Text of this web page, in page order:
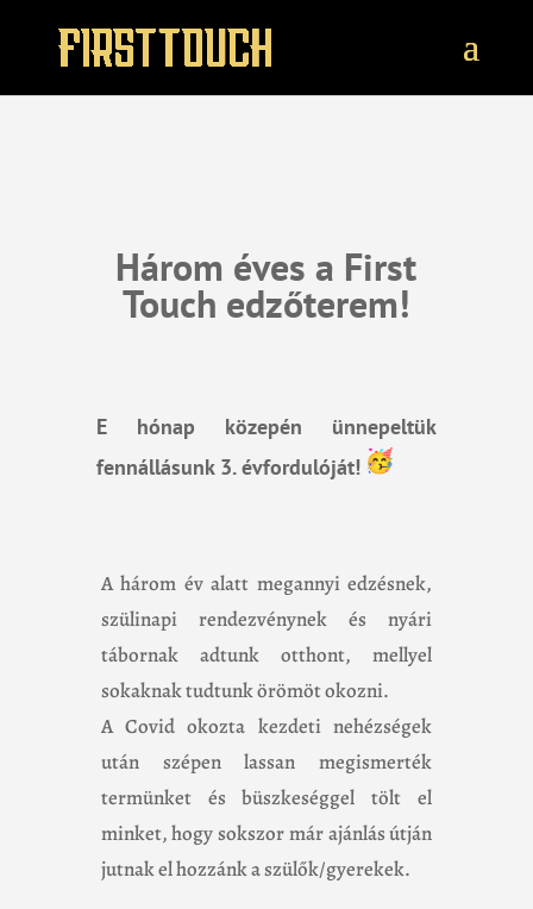
Három éves a First
Touch edzőterem!
E hónap közepén ünnepeltük
fennállásunk 3. évfordulóját!
A három év alatt megannyi edzésnek,
szülinapi rendezvénynek és nyári
tábornak adtunk otthont, mellyel
sokaknak tudtunk örömöt okozni.
A Covid okozta kezdeti nehézségek
után szépen lassan megismerték
termünket és büszkeséggel tölt el
minket, hogy sokszor már ajánlás útján
jutnak el hozzánk a szülők/gyerekek.